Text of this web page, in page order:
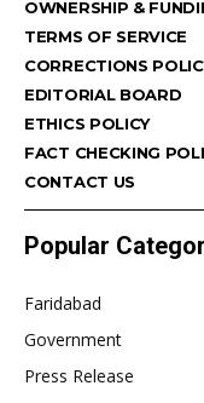
OWNERSHIP &
TERMS OF SERVICE
CORRECTIONS
EDITORIAL BOARD
ETHICS POLICY
FACT CHECKING
CONTACT US
Popular
Faridabad
Government
Press Release